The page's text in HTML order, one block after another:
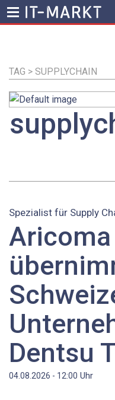
Inhalt
TAG > SUPPLYCHAIN
Spezialist für Supply
Aricoma
Dentsu
04.08.2026 - 12:00 Uhr